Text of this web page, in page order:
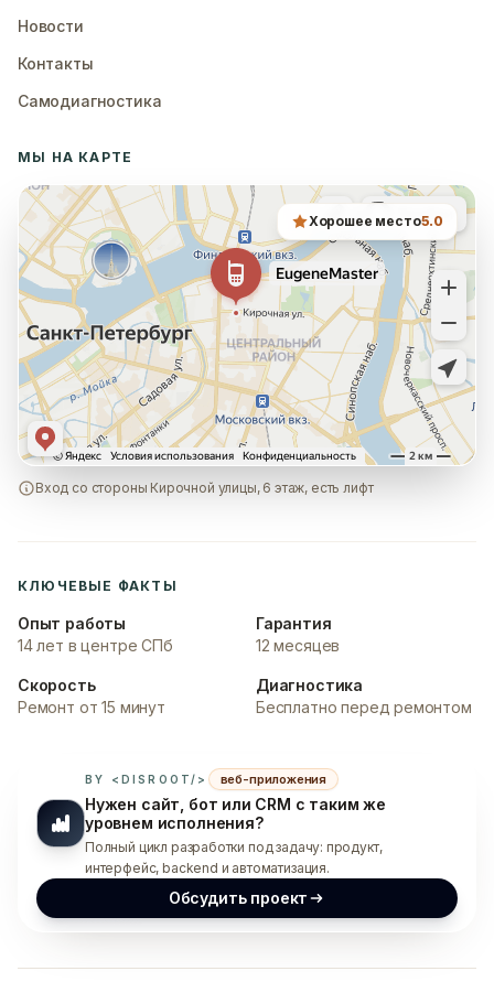
Новости
Контакты
Самодиагностика
МЫ НА КАРТЕ
Хорошее место5.0
Вход со стороны Кирочной улицы, 6 этаж, есть лифт
КЛЮЧЕВЫЕ ФАКТЫ
Опыт работы
14 лет в центре СПб
Гарантия
12 месяцев
Скорость
Ремонт от 15 минут
Диагностика
Бесплатно перед ремонтом
BY <DISROOT/> веб-приложения
Нужен сайт, бот или CRM с таким же
уровнем исполнения?
Полный цикл разработки под задачу: продукт,
интерфейс, backend и автоматизация.
Обсудить проект